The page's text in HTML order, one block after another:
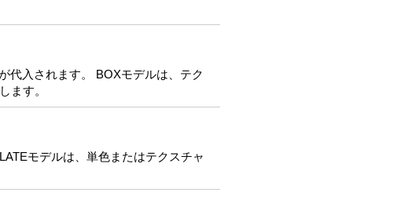
代入されます。 BOXモデルは、テク
ます。
モデルは、単色またはテクスチャ